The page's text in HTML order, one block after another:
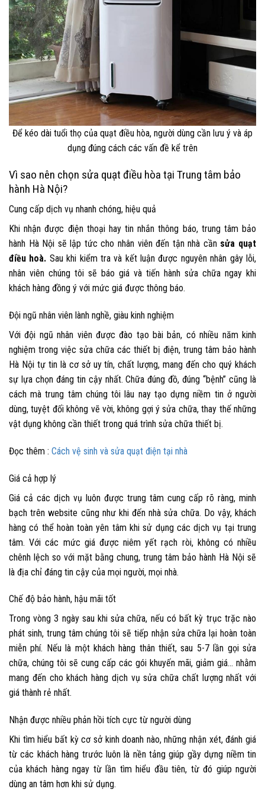
Để kéo dài tuổi thọ của quạt điều hòa, người dùng cần lưu ý và áp
dụng đúng cách các vấn đề kể trên
Vì sao nên chọn sửa quạt điều hòa tại Trung tâm bảo
hành Hà Nội?
Cung cấp dịch vụ nhanh chóng, hiệu quả
Khi nhận được điện thoại hay tin nhắn thông báo, trung tâm bảo
hành Hà Nội sẽ lập tức cho nhân viên đến tận nhà cần sửa quạt
điều hoà. Sau khi kiểm tra và kết luận được nguyên nhân gây lỗi,
nhân viên chúng tôi sẽ báo giá và tiến hành sửa chữa ngay khi
khách hàng đồng ý với mức giá được thông báo.
Đội ngũ nhân viên lành nghề, giàu kinh nghiệm
Với đội ngũ nhân viên được đào tạo bài bản, có nhiều năm kinh
nghiệm trong việc sửa chữa các thiết bị điện, trung tâm bảo hành
Hà Nội tự tin là cơ sở uy tín, chất lượng, mang đến cho quý khách
sự lựa chọn đáng tin cậy nhất. Chữa đúng đồ, đúng “bệnh” cũng là
cách mà trung tâm chúng tôi lâu nay tạo dựng niềm tin ở người
dùng, tuyệt đối không vẽ vời, không gợi ý sửa chữa, thay thế những
vật dụng không cần thiết trong quá trình sửa chữa thiết bị.
Đọc thêm : Cách vệ sinh và sửa quạt điện tại nhà
Giá cả hợp lý
Giá cả các dịch vụ luôn được trung tâm cung cấp rõ ràng, minh
bạch trên website cũng như khi đến nhà sửa chữa. Do vậy, khách
hàng có thể hoàn toàn yên tâm khi sử dụng các dịch vụ tại trung
tâm. Với các mức giá được niêm yết rạch ròi, không có nhiều
chênh lệch so với mặt bằng chung, trung tâm bảo hành Hà Nội sẽ
là địa chỉ đáng tin cậy của mọi người, mọi nhà.
Chế độ bảo hành, hậu mãi tốt
Trong vòng 3 ngày sau khi sửa chữa, nếu có bất kỳ trục trặc nào
phát sinh, trung tâm chúng tôi sẽ tiếp nhận sửa chữa lại hoàn toàn
miễn phí. Nếu là một khách hàng thân thiết, sau 5-7 lần gọi sửa
chữa, chúng tôi sẽ cung cấp các gói khuyến mãi, giảm giá… nhằm
mang đến cho khách hàng dịch vụ sửa chữa chất lượng nhất với
giá thành rẻ nhất.
Nhận được nhiều phản hồi tích cực từ người dùng
Khi tìm hiểu bất kỳ cơ sở kinh doanh nào, những nhận xét, đánh giá
từ các khách hàng trước luôn là nền tảng giúp gầy dựng niềm tin
của khách hàng ngay từ lần tìm hiểu đầu tiên, từ đó giúp người
dùng an tâm hơn khi sử dụng.